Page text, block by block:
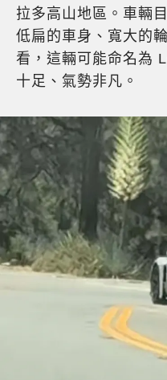
拉多高山地區。車輛
低扁的車身、寬大的
看，這輛可能命名為
十足、氣勢非凡。